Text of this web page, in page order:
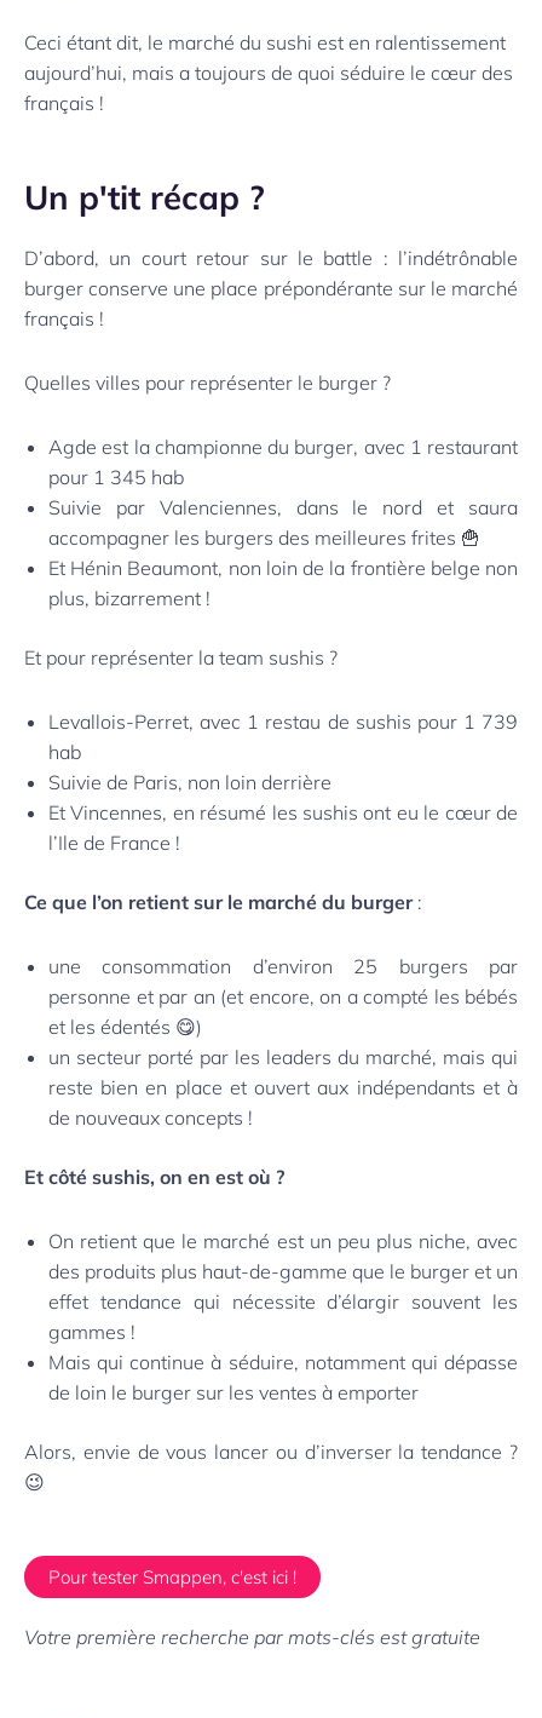
Ceci étant dit, le marché du sushi est en ralentissement
aujourd’hui, mais a toujours de quoi séduire le cœur des
français !
Un p'tit récap ?
D’abord, un court retour sur le battle : l’indétrônable
burger conserve une place prépondérante sur le marché
français !
Quelles villes pour représenter le burger ?
Agde est la championne du burger, avec 1 restaurant
pour 1 345 hab
Suivie par Valenciennes, dans le nord et saura
accompagner les burgers des meilleures frites 🍟
Et Hénin Beaumont, non loin de la frontière belge non
plus, bizarrement !
Et pour représenter la team sushis ?
Levallois-Perret, avec 1 restau de sushis pour 1 739
hab
Suivie de Paris, non loin derrière
Et Vincennes, en résumé les sushis ont eu le cœur de
l’Ile de France !
Ce que l’on retient sur le marché du burger:
une consommation d’environ 25 burgers par
personne et par an (et encore, on a compté les bébés
et les édentés 😋)
un secteur porté par les leaders du marché, mais qui
reste bien en place et ouvert aux indépendants et à
de nouveaux concepts !
Et côté sushis, on en est où ?
On retient que le marché est un peu plus niche, avec
des produits plus haut-de-gamme que le burger et un
effet tendance qui nécessite d’élargir souvent les
gammes !
Mais qui continue à séduire, notamment qui dépasse
de loin le burger sur les ventes à emporter
Alors, envie de vous lancer ou d’inverser la tendance ?
😉
Pour tester Smappen, c'est ici !
Votre première recherche par mots-clés est gratuite